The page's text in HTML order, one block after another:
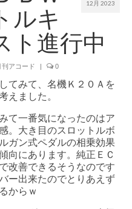
12月 2023
ルキ
ト進行中
刊アコード 0
てみて、名機Ｋ２０Ａを
えました。
て一番気になったのはア
。大き目のスロットルボ
ガン式ペダルの相乗効果
向にあります。純正ＥＣ
改善できるそうなのです
ー出来たのでとりあえず
からｗ